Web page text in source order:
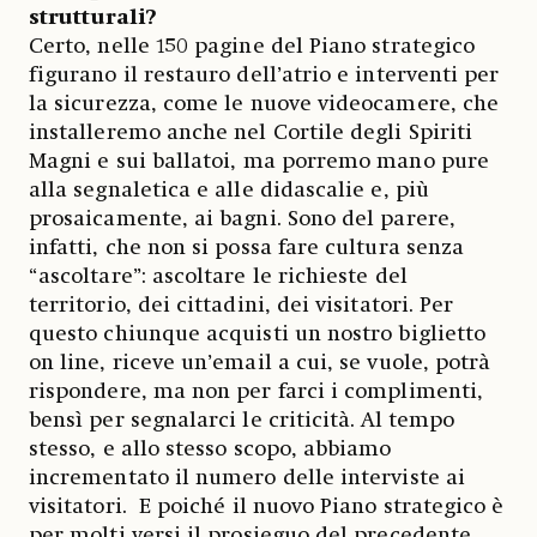
strutturali?
Certo, nelle 150 pagine del Piano strategico
figurano il restauro dell’atrio e interventi per
la sicurezza, come le nuove videocamere, che
installeremo anche nel Cortile degli Spiriti
Magni e sui ballatoi, ma porremo mano pure
alla segnaletica e alle didascalie e, più
prosaicamente, ai bagni. Sono del parere,
infatti, che non si possa fare cultura senza
“ascoltare”: ascoltare le richieste del
territorio, dei cittadini, dei visitatori. Per
questo chiunque acquisti un nostro biglietto
on line, riceve un’email a cui, se vuole, potrà
rispondere, ma non per farci i complimenti,
bensì per segnalarci le criticità. Al tempo
stesso, e allo stesso scopo, abbiamo
incrementato il numero delle interviste ai
visitatori. E poiché il nuovo Piano strategico è